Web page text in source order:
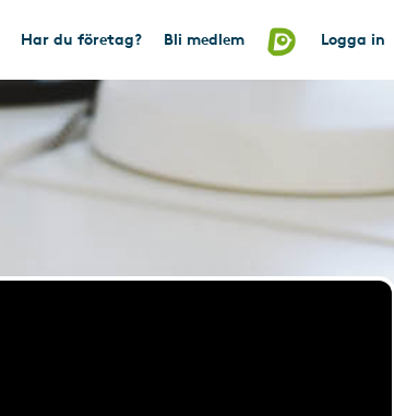
Har du företag? Bli medlem Logga in